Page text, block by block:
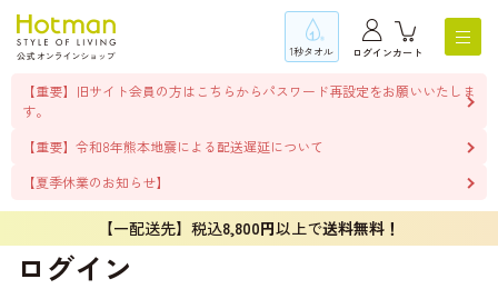
1秒タオル ログインカート
【重要】旧サイト会員の方はこちらからパスワード再設定をお願いいたしま
す。
【重要】令和8年熊本地震による配送遅延について
【夏季休業のお知らせ】
【一配送先】税込8,800円以上で送料無料！
ログイン